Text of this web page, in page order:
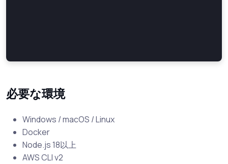
必要な環境
Windows / macOS / Linux
Docker
Node.js 18以上
AWS CLI v2